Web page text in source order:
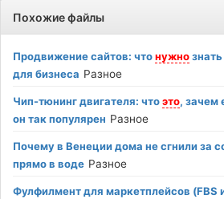
Похожие файлы
Продвижение сайтов: чтонужно
для бизнеса Разное
Чип-тюнинг двигателя: чтоэто, зачем
он так популярен Разное
Почему в Венеции дома не сгнили за
прямо в воде Разное
Фулфилмент для маркетплейсов (FBS